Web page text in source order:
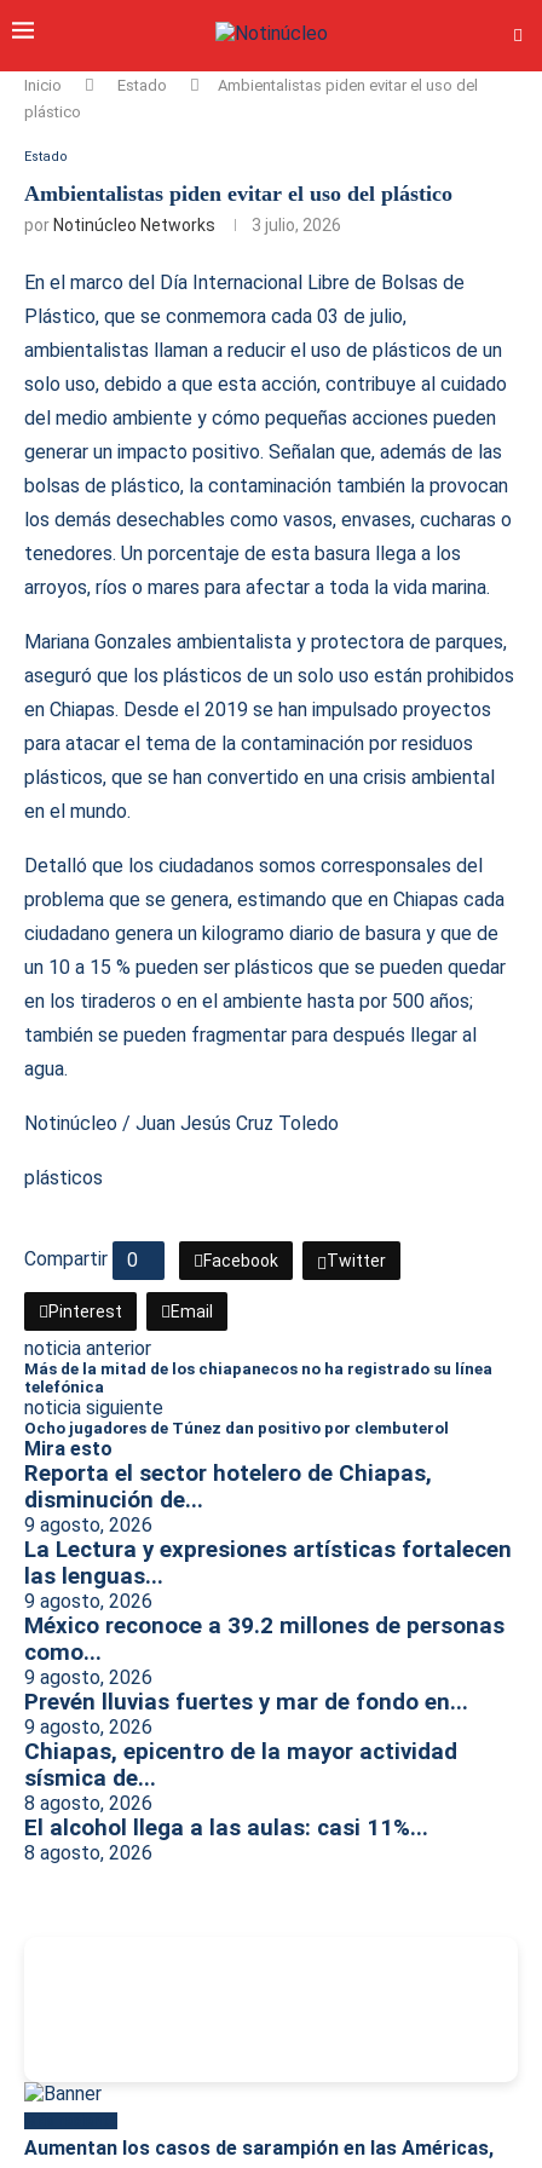
Inicio Estado
Ambientalistas piden evitar el uso del
plástico
Estado
Ambientalistas piden evitar el uso del plástico
por Notinúcleo Networks 3 julio, 2026
En el marco del Día Internacional Libre de Bolsas de
Plástico, que se conmemora cada 03 de julio,
ambientalistas llaman a reducir el uso de plásticos de un
solo uso, debido a que esta acción, contribuye al cuidado
del medio ambiente y cómo pequeñas acciones pueden
generar un impacto positivo. Señalan que, además de las
bolsas de plástico, la contaminación también la provocan
los demás desechables como vasos, envases, cucharas o
tenedores. Un porcentaje de esta basura llega a los
arroyos, ríos o mares para afectar a toda la vida marina.
Mariana Gonzales ambientalista y protectora de parques,
aseguró que los plásticos de un solo uso están prohibidos
en Chiapas. Desde el 2019 se han impulsado proyectos
para atacar el tema de la contaminación por residuos
plásticos, que se han convertido en una crisis ambiental
en el mundo.
Detalló que los ciudadanos somos corresponsales del
problema que se genera, estimando que en Chiapas cada
ciudadano genera un kilogramo diario de basura y que de
un 10 a 15 % pueden ser plásticos que se pueden quedar
en los tiraderos o en el ambiente hasta por 500 años;
también se pueden fragmentar para después llegar al
agua.
Notinúcleo / Juan Jesús Cruz Toledo
plásticos
Compartir 0 Facebook Twitter
Pinterest Email
noticia anterior
Más de la mitad de los chiapanecos no ha registrado su línea
telefónica
noticia siguiente
Ocho jugadores de Túnez dan positivo por clembuterol
Mira esto
Reporta el sector hotelero de Chiapas,
disminución de...
9 agosto, 2026
La Lectura y expresiones artísticas fortalecen
las lenguas...
9 agosto, 2026
México reconoce a 39.2 millones de personas
como...
9 agosto, 2026
Prevén lluvias fuertes y mar de fondo en...
9 agosto, 2026
Chiapas, epicentro de la mayor actividad
sísmica de...
8 agosto, 2026
El alcohol llega a las aulas: casi 11%...
8 agosto, 2026
Aumentan los casos de sarampión en las Américas,